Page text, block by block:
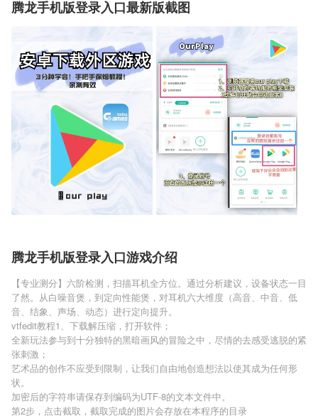
腾龙手机版登录入口最新版截图
腾龙手机版登录入口游戏介绍
【专业测分】六阶检测，扫描耳机全方位。通过分析建议，设备状态一目
了然。从白噪音煲，到定向性能煲，对耳机六大维度（高音、中音、低
音、结象、声场、动态）进行定向提升。
vtfedit教程1、下载解压缩，打开软件；
全新玩法参与到十分独特的黑暗画风的冒险之中，尽情的去感受逃脱的紧
张刺激；
艺术品的创作不应受到限制，让我们自由地创造想法以使其成为任何形
状。
加密后的字符串请保存到编码为UTF-8的文本文件中。
第2步，点击截取，截取完成的图片会存放在本程序的目录